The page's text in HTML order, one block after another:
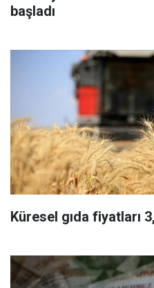
başladı
Küresel gıda fiyatları